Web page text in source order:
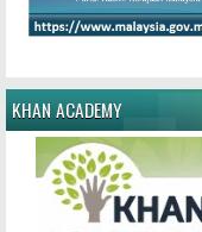
KHAN ACADEMY